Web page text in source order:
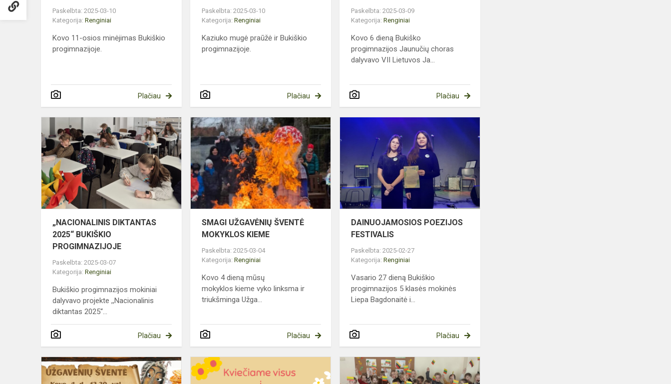
Paskelbta: 2025-03-10
Kategorija: Renginiai
Kovo 11-osios minėjimas Bukiškio
progimnazijoje.
Plačiau
Paskelbta: 2025-03-10
Kategorija:Renginiai
Kaziuko mugė praūžė ir Bukiškio
progimnazijoje.
Plačiau
Paskelbta: 2025-03-09
Kategorija:Renginiai
Kovo 6 dieną Bukiško
progimnazijos Jaunučių choras
dalyvavo VII Lietuvos Ja...
Plačiau
„NACIONALINIS
DIKTANTAS
2025“
BUKIŠKIO
PROGIMNAZIJOJE
„NACIONALINIS DIKTANTAS
2025“ BUKIŠKIO
PROGIMNAZIJOJE
Paskelbta: 2025-03-07
Kategorija: Renginiai
Bukiškio progimnazijos mokiniai
dalyvavo projekte ,,Nacionalinis
diktantas 2025“...
Plačiau
SMAGI
UŽGAVĖNIŲ
MOKYKLOS
KIEME
SMAGI UŽGAVĖNIŲ ŠVENTĖ
MOKYKLOS KIEME
Paskelbta: 2025-03-04
Kategorija:Renginiai
Kovo 4 dieną mūsų
mokyklos kieme vyko linksma ir
triukšminga Užga...
Plačiau
POEZIJOS
FESTIVALIS
DAINUOJAMOSIOS POEZIJOS
FESTIVALIS
Paskelbta: 2025-02-27
Kategorija:Renginiai
Vasario 27 dieną Bukiškio
progimnazijos 5 klasės mokinės
Liepa Bagdonaitė i...
Plačiau
UŽGAVĖNIŲ
ŠVENTĖ
KAZIUKO
MUGĖ
VASARIO
16-